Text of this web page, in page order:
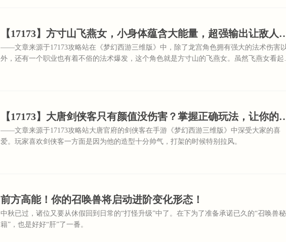
【17173】方寸山飞燕女，小身体蕴
——文章来源于17173攻略站在《梦幻西游三维版》中，除了龙宫角色拥有强大的法术伤害
外，还有一个职业也有着不俗的法术爆发，这个角色就是方寸山的飞燕女。虽然飞燕女看起
【17173】大唐剑侠客只有颜值没伤害
——文章来源于17173攻略站大唐官府的剑侠客在手游《梦幻西游三维版》中深受大家的喜
爱。玩家喜欢剑侠客一方面是因为他的造型十分帅气，打架的时候特别拉风。
前方高能！你的召唤兽将启动进阶变化形态！
中秋已过，诸位又要从休假回到日常的“打怪升级”中了。在下为了准备承诺已久的“召唤兽秘
籍”，也是好好“肝”了一番。